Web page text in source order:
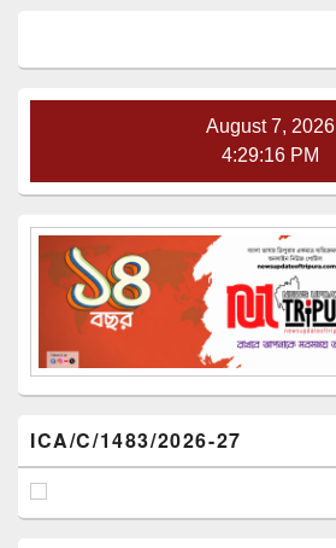
Widget
August 7, 2026
4:29:16 PM
ICA/C/1483/2026-27